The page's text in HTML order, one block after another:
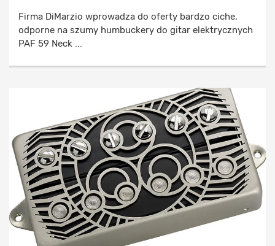
Firma DiMarzio wprowadza do oferty bardzo ciche,
odporne na szumy humbuckery do gitar elektrycznych
PAF 59 Neck ...